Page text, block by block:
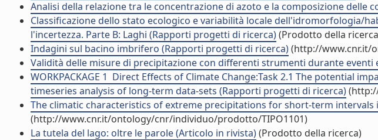
Analisi della relazione tra le concentrazione di azoto e la composizione delle
Classificazione dello stato ecologico e variabilità locale dell'idromorfologia/
l'incertezza. Parte B: Laghi (Rapporti progetti di ricerca)(Prodotto della
Indagini sul bacino imbrifero (Rapporti progetti di ricerca)(http://www.cnr.it/
Validità delle misure di precipitazione con differenti strumenti durante eventi
WORKPACKAGE 1  Direct Effects of Climate Change:Task 2.1 The
timeseries analysis of long-term data-sets (Rapporti progetti di ricerca)
The climatic characteristics of extreme precipitations for short-term
(http://www.cnr.it/ontology/cnr/individuo/prodotto/TIPO1101)
La tutela del lago: oltre le parole (Articolo in rivista)(Prodotto della ricerca)